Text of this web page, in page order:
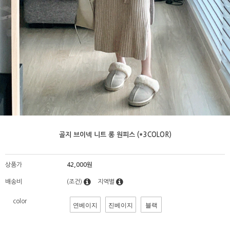
골지 브이넥 니트 롱 원피스 (*3COLOR)
상품가 42,000원
배송비 (조건) 지역별
color 연베이지 진베이지 블랙